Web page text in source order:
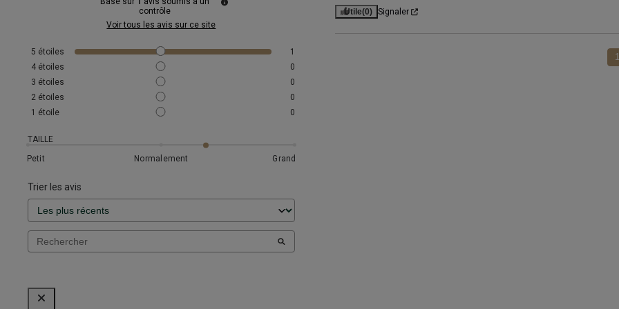
contrôle
Voir tous les avis sur ce site
5 étoiles
1
4 étoiles
0
3 étoiles
0
2 étoiles
0
1 étoile 0
TAILLE
Petit
Normalement Grand
Trier les avis
Utile(0) Signaler